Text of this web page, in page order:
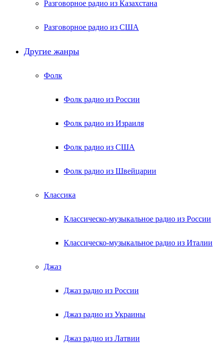
Разговорное радио из Казахстана
Разговорное радио из США
Другие жанры
Фолк
Фолк радио из России
Фолк радио из Израиля
Фолк радио из США
Фолк радио из Швейцарии
Классика
Классическо-музыкальное радио из России
Классическо-музыкальное радио из Италии
Джаз
Джаз радио из России
Джаз радио из Украины
Джаз радио из Латвии